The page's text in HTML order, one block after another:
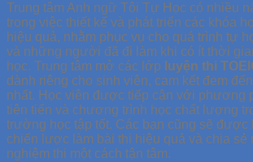
Trung tâm Anh ngữ Tôi Tự Học có nhiều
trong việc thiết kế và phát triển các khóa
hiệu quả, nhằm phục vụ cho quá trình tự
và những người đã đi làm khi có ít thời
học. Trung tâm mở các lớp luyện thi
dành riêng cho sinh viên, cam kết đem
nhất. Học viên được tiếp cận với phương
tiên tiến và chương trình học chất lượng
trường học tập tốt. Các bạn cũng sẽ
chiến lược làm bài thi hiệu quả và chia sẻ
nghiệm thi một cách tận tâm.